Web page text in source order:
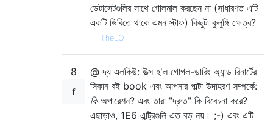
ডেটাসেটগুলির সাথে গোলমাল করছেন না (সাধারণত এটি
একটি ডিবিতে থাকে এমন স্টাফ) কিছুটা কুলুঙ্গি ক্ষেত্র?
— TheLQ
8
@ দ্য এলকিউ: উত্স হ'ল গোগল-ডারিং অ্যান্ড রিনার্টের
সিকান বই book এবং আপনার পাল্টা উদাহরণ সম্পর্কে:
কিঅপারেশন? এবং তারা "দ্রুত" কি বিবেচনা করে?
এছাড়াও, 1E6 এন্ট্রিগুলি এত বড় নয়। ;-) এবং এটি